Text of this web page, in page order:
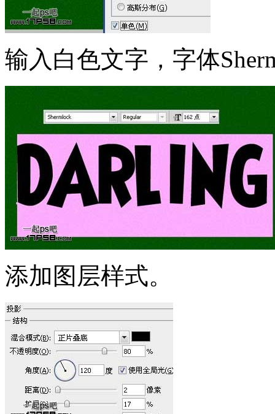
输入白色文字，字体
添加图层样式。